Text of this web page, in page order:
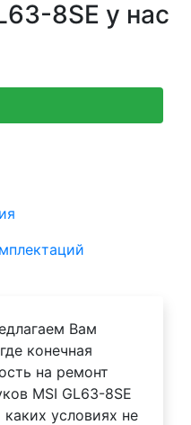
8SE у нас
Вам
конечная
на ремонт
MSI GL63-8SE
каких условиях не